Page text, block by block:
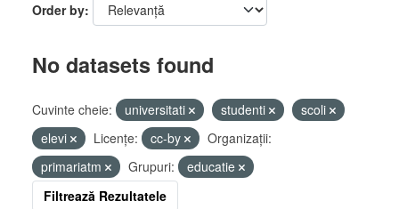
Order by
No datasets found
Cuvinte cheie: universitati studenti
scoli
elevi
Licenţe: cc-by
Organizații:
primariatm
Grupuri:
educatie
Filtrează Rezultatele